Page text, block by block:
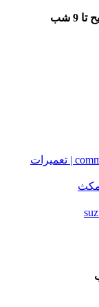
تعمیر آیفون تصویری کوماکس commax | تعمیرات